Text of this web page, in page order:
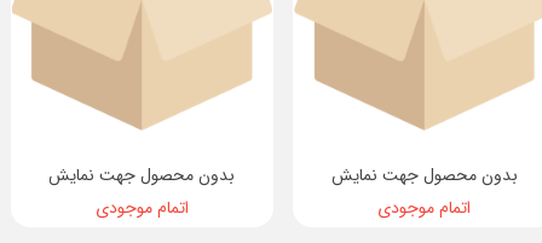
بدون محصول جهت نمایش
اتمام موجودی
بدون محصول جهت نمایش
اتمام موجودی